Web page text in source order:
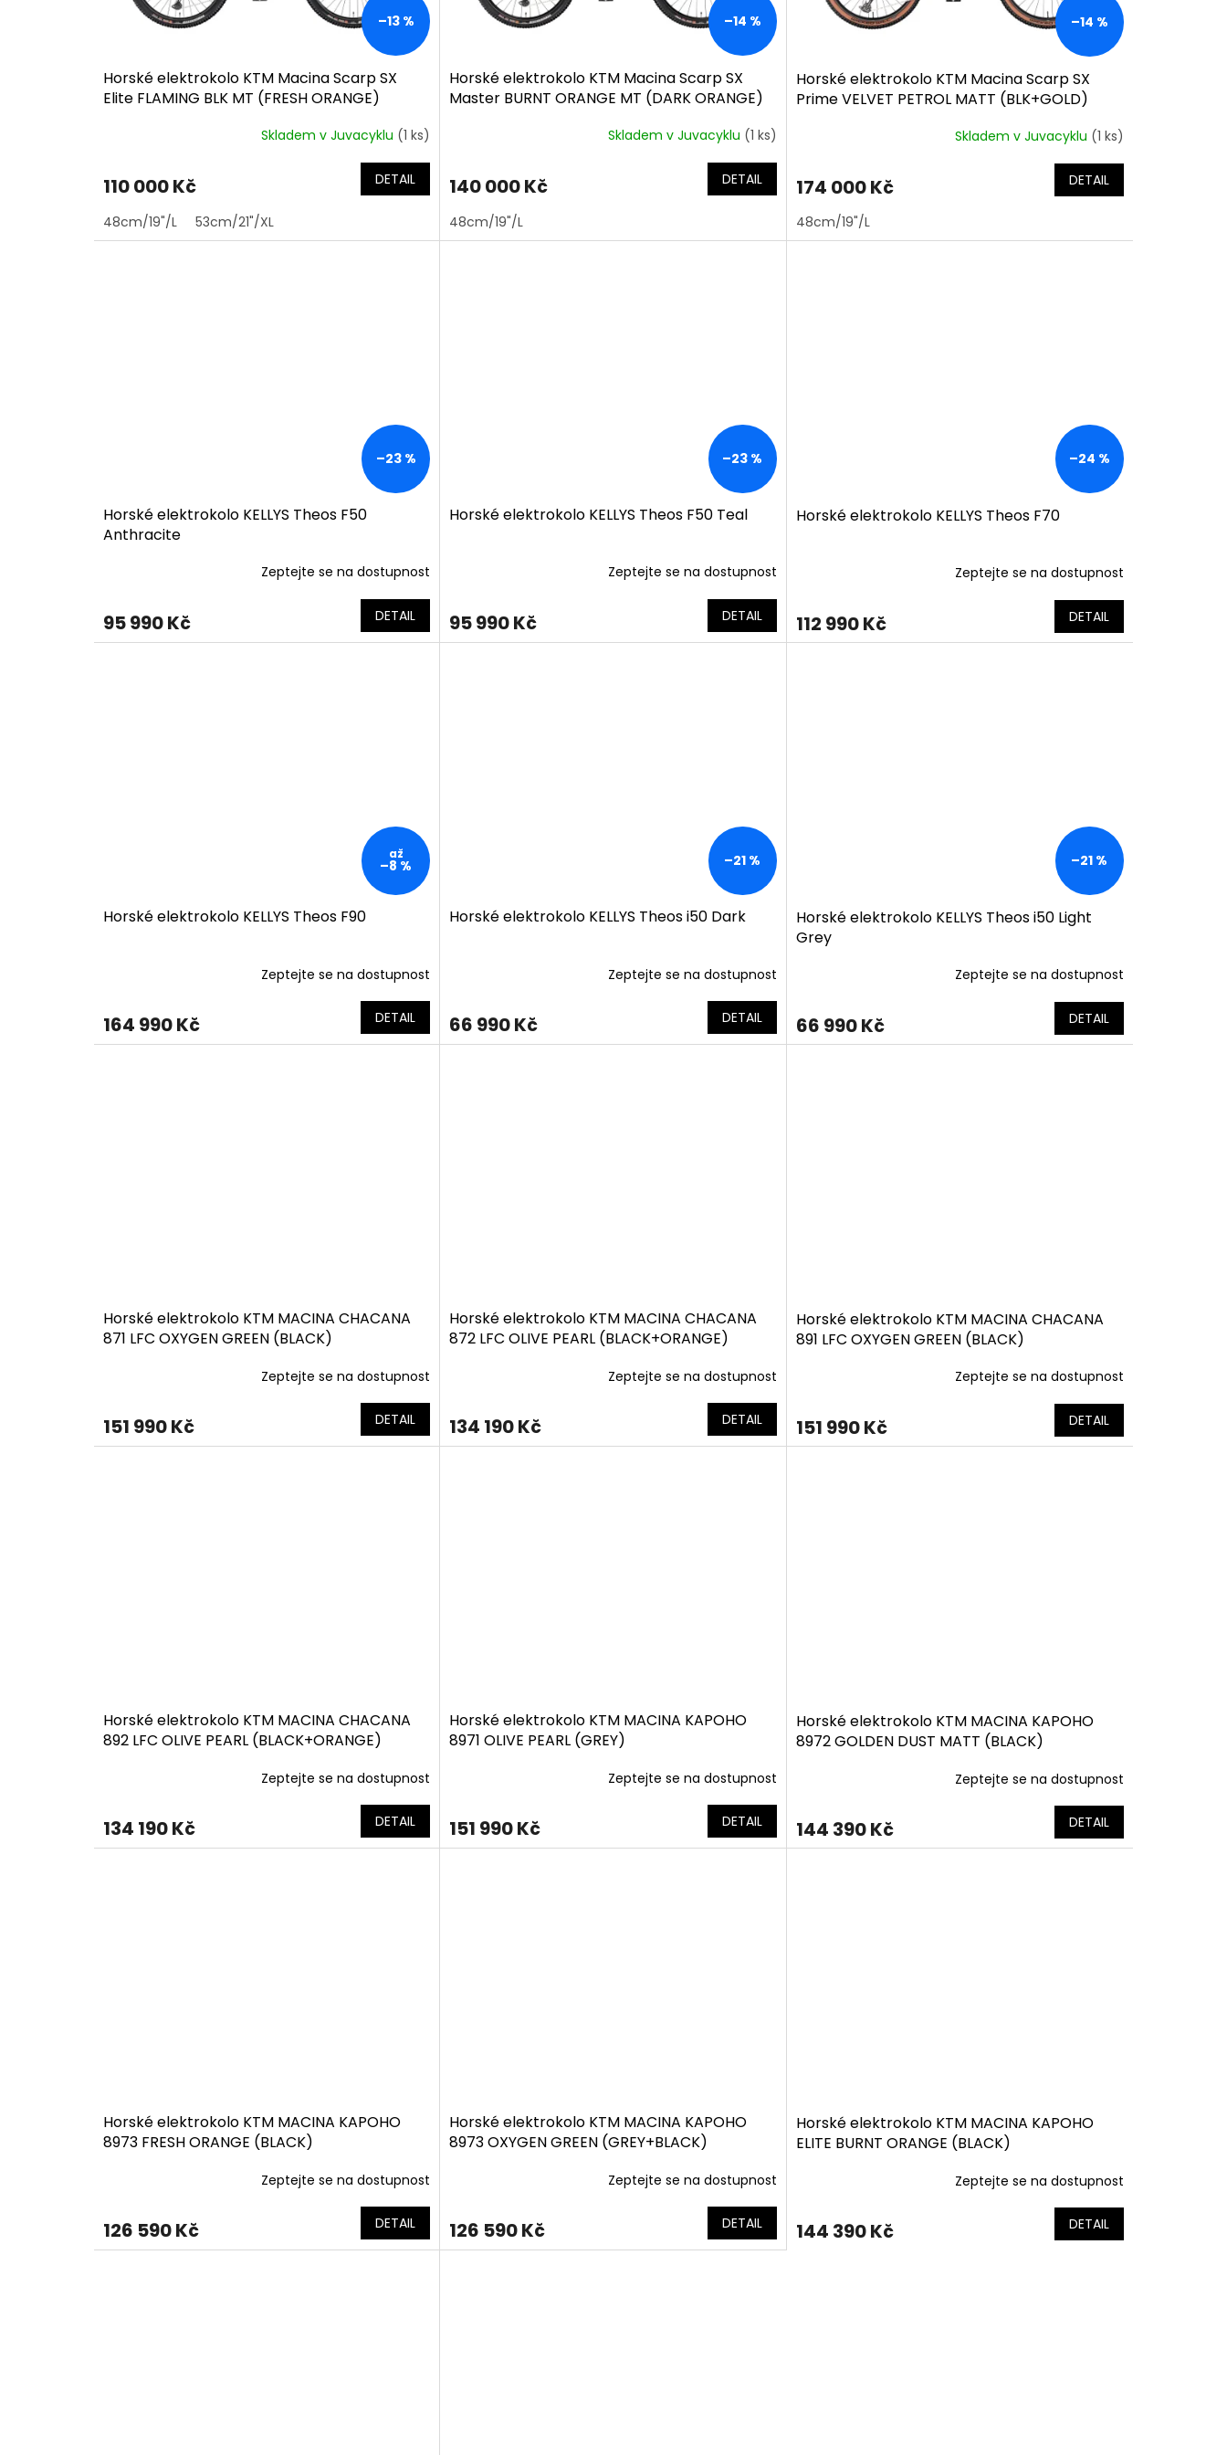
–13 %
Horské elektrokolo KTM Macina Scarp SX
Elite FLAMING BLK MT (FRESH ORANGE)
Skladem v Juvacyklu (1 ks)
110 000 Kč DETAIL
48cm/19"/L 53cm/21"/XL
–14 %
Horské elektrokolo KTM Macina Scarp SX
Master BURNT ORANGE MT (DARK ORANGE)
Skladem v Juvacyklu (1 ks)
140 000 Kč DETAIL
48cm/19"/L
–14 %
Horské elektrokolo KTM Macina Scarp SX
Prime VELVET PETROL MATT (BLK+GOLD)
Skladem v Juvacyklu (1 ks)
174 000 Kč DETAIL
48cm/19"/L
–23 %
Horské elektrokolo KELLYS Theos F50
Anthracite
Zeptejte se na dostupnost
95 990 Kč DETAIL
–23 %
Horské elektrokolo KELLYS Theos F50 Teal
Zeptejte se na dostupnost
95 990 Kč DETAIL
–24 %
Horské elektrokolo KELLYS Theos F70
Zeptejte se na dostupnost
112 990 Kč DETAIL
až
–8 %
Horské elektrokolo KELLYS Theos F90
Zeptejte se na dostupnost
164 990 Kč DETAIL
–21 %
Horské elektrokolo KELLYS Theos i50 Dark
Zeptejte se na dostupnost
66 990 Kč DETAIL
–21 %
Horské elektrokolo KELLYS Theos i50 Light
Grey
Zeptejte se na dostupnost
66 990 Kč DETAIL
Horské elektrokolo KTM MACINA CHACANA
871 LFC OXYGEN GREEN (BLACK)
Zeptejte se na dostupnost
151 990 Kč DETAIL
Horské elektrokolo KTM MACINA CHACANA
872 LFC OLIVE PEARL (BLACK+ORANGE)
Zeptejte se na dostupnost
134 190 Kč DETAIL
Horské elektrokolo KTM MACINA CHACANA
891 LFC OXYGEN GREEN (BLACK)
Zeptejte se na dostupnost
151 990 Kč DETAIL
Horské elektrokolo KTM MACINA CHACANA
892 LFC OLIVE PEARL (BLACK+ORANGE)
Zeptejte se na dostupnost
134 190 Kč DETAIL
Horské elektrokolo KTM MACINA KAPOHO
8971 OLIVE PEARL (GREY)
Zeptejte se na dostupnost
151 990 Kč DETAIL
Horské elektrokolo KTM MACINA KAPOHO
8972 GOLDEN DUST MATT (BLACK)
Zeptejte se na dostupnost
144 390 Kč DETAIL
Horské elektrokolo KTM MACINA KAPOHO
8973 FRESH ORANGE (BLACK)
Zeptejte se na dostupnost
126 590 Kč DETAIL
Horské elektrokolo KTM MACINA KAPOHO
8973 OXYGEN GREEN (GREY+BLACK)
Zeptejte se na dostupnost
126 590 Kč DETAIL
Horské elektrokolo KTM MACINA KAPOHO
ELITE BURNT ORANGE (BLACK)
Zeptejte se na dostupnost
144 390 Kč DETAIL